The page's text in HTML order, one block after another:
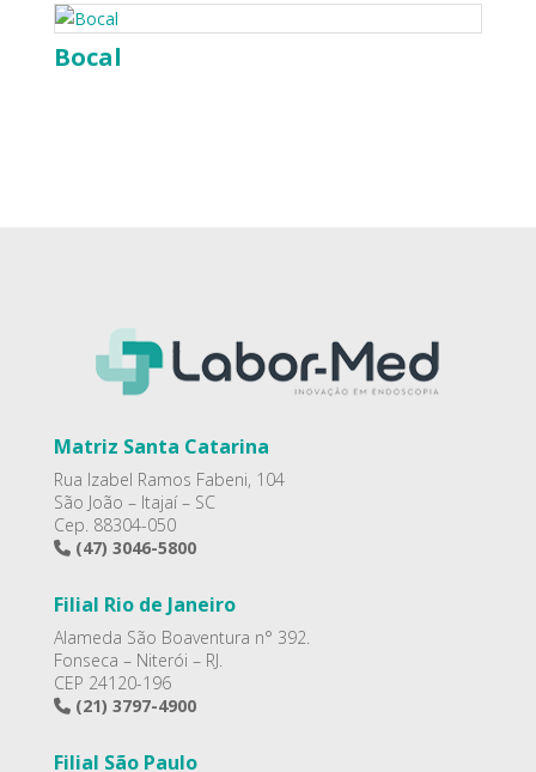
Bocal
Matriz Santa Catarina
Rua Izabel Ramos Fabeni, 104
São João – Itajaí – SC
Cep. 88304-050
(47) 3046-5800
Filial Rio de Janeiro
Alameda São Boaventura n° 392.
Fonseca – Niterói – RJ.
CEP 24120-196
(21) 3797-4900
Filial São Paulo